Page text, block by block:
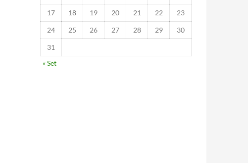
17 18 19 20 21 22 23
24 25 26 27 28 29 30
31
« Set